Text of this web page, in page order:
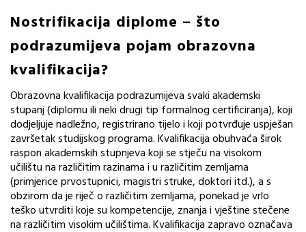
Nostrifikacija diplome – što
podrazumijeva pojam obrazovna
kvalifikacija?
Obrazovna kvalifikacija podrazumijeva svaki akademski
stupanj (diplomu ili neki drugi tip formalnog certificiranja), koji
dodjeljuje nadležno, registrirano tijelo i koji potvrđuje uspješan
završetak studijskog programa. Kvalifikacija obuhvaća širok
raspon akademskih stupnjeva koji se stječu na visokom
učilištu na različitim razinama i u različitim zemljama
(primjerice prvostupnici, magistri struke, doktori itd.), a s
obzirom da je riječ o različitim zemljama, ponekad je vrlo
teško utvrditi koje su kompetencije, znanja i vještine stečene
na različitim visokim učilištima. Kvalifikacija zapravo označava